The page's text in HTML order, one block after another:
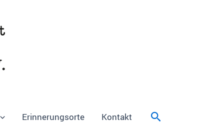
Erinnerungsorte Kontakt Suchen